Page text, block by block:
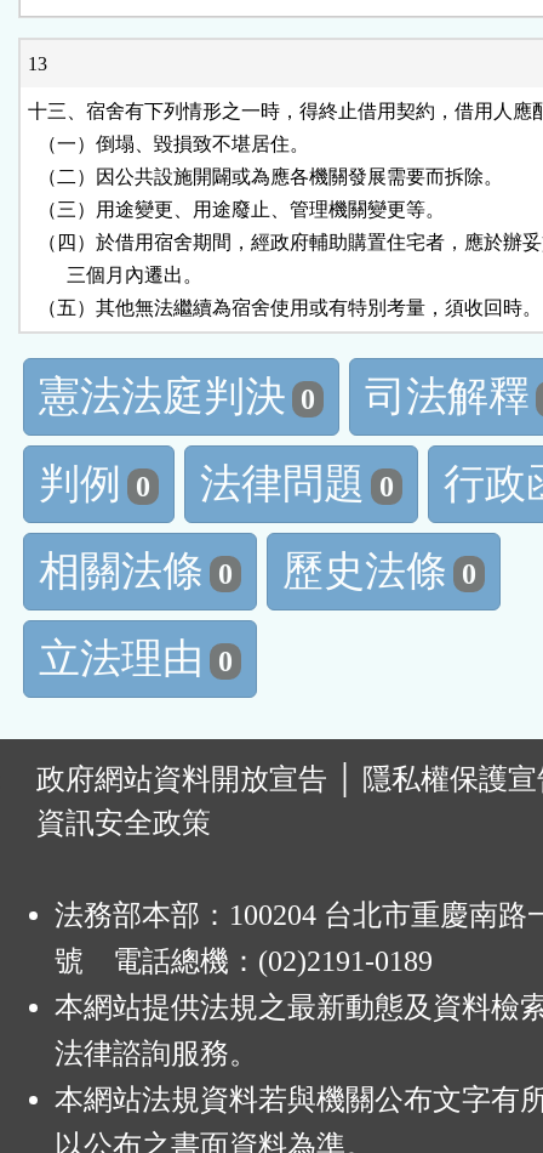
13
十三、宿舍有下列情形之一時，得終止借用契約，借用人應
  （一）倒塌、毀損致不堪居住。
  （二）因公共設施開闢或為應各機關發展需要而拆除。
  （三）用途變更、用途廢止、管理機關變更等。
（四）於借用宿舍期間，經政府輔助購置住宅者，應於辦
        三個月內遷出。
  （五）其他無法繼續為宿舍使用或有特別考量，須收回時。
憲法法庭判決 0
司法解釋
判例
0 法律問題 0
行政
相關法條 0 歷史法條 0
立法理由 0
政府網站資料開放宣告
隱私權保護
資訊安全政策
法務部本部：100204 台北市重慶南路
號 電話總機：(02)2191-0189
本網站提供法規之最新動態及資料檢
法律諮詢服務。
本網站法規資料若與機關公布文字有
以公布之書面資料為準。